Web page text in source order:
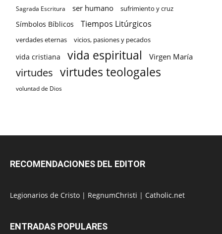
Sagrada Escritura ser humano sufrimiento y cruz
Símbolos Bíblicos Tiempos Litúrgicos
verdades eternas vicios, pasiones y pecados
vida cristiana vida espiritual Virgen María
virtudes virtudes teologales
voluntad de Dios
RECOMENDACIONES DEL EDITOR
Legionarios de Cristo | RegnumChristi | Catholic.net
ENTRADAS POPULARES